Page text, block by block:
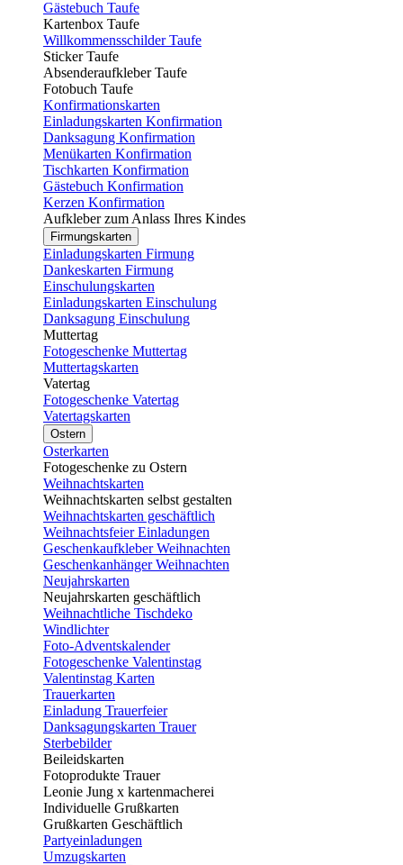
Gästebuch Taufe
Kartenbox Taufe
Willkommensschilder Taufe
Sticker Taufe
Absenderaufkleber Taufe
Fotobuch Taufe
Konfirmationskarten
Einladungskarten Konfirmation
Danksagung Konfirmation
Menükarten Konfirmation
Tischkarten Konfirmation
Gästebuch Konfirmation
Kerzen Konfirmation
Aufkleber zum Anlass Ihres Kindes
Firmungskarten
Einladungskarten Firmung
Dankeskarten Firmung
Einschulungskarten
Einladungskarten Einschulung
Danksagung Einschulung
Muttertag
Fotogeschenke Muttertag
Muttertagskarten
Vatertag
Fotogeschenke Vatertag
Vatertagskarten
Ostern
Osterkarten
Fotogeschenke zu Ostern
Weihnachtskarten
Weihnachtskarten selbst gestalten
Weihnachtskarten geschäftlich
Weihnachtsfeier Einladungen
Geschenkaufkleber Weihnachten
Geschenkanhänger Weihnachten
Neujahrskarten
Neujahrskarten geschäftlich
Weihnachtliche Tischdeko
Windlichter
Foto-Adventskalender
Fotogeschenke Valentinstag
Valentinstag Karten
Trauerkarten
Einladung Trauerfeier
Danksagungskarten Trauer
Sterbebilder
Beileidskarten
Fotoprodukte Trauer
Leonie Jung x kartenmacherei
Individuelle Grußkarten
Grußkarten Geschäftlich
Partyeinladungen
Umzugskarten